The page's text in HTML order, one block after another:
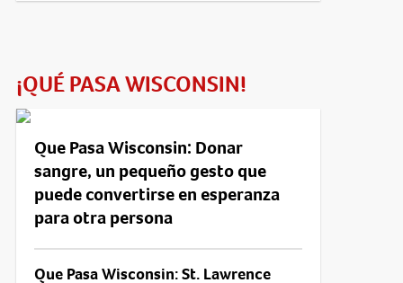
¡QUÉ PASA WISCONSIN!
Que Pasa Wisconsin: Donar
sangre, un pequeño gesto que
puede convertirse en esperanza
para otra persona
Que Pasa Wisconsin: St. Lawrence